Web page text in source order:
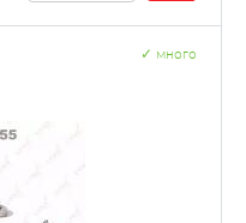
много